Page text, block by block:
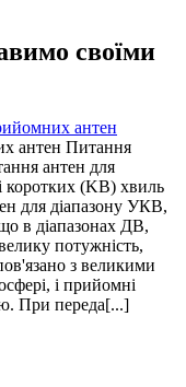
своїми
антен
антен Питання
антен для
коротких (KB) хвиль
для діапазону УКВ,
в діапазонах ДВ,
потужність,
з великими
і прийомні
При переда[...]